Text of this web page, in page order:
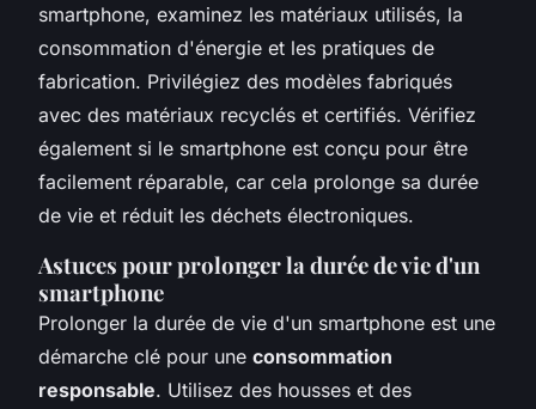
smartphone, examinez les matériaux utilisés, la
consommation d'énergie et les pratiques de
fabrication. Privilégiez des modèles fabriqués
avec des matériaux recyclés et certifiés. Vérifiez
également si le smartphone est conçu pour être
facilement réparable, car cela prolonge sa durée
de vie et réduit les déchets électroniques.
Astuces pour prolonger la durée de vie d'un
smartphone
Prolonger la durée de vie d'un smartphone est une
démarche clé pour une consommation
responsable. Utilisez des housses et des